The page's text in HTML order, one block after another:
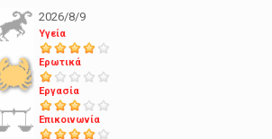
2026/8/9
Υγεία
Ερωτικά
Εργασία
Επικοινωνία